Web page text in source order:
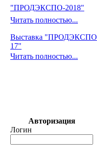
"ПРОДЭКСПО-2018"
Читать полностью...
Выставка "ПРОДЭКСПО
17"
Читать полностью...
Авторизация
Логин